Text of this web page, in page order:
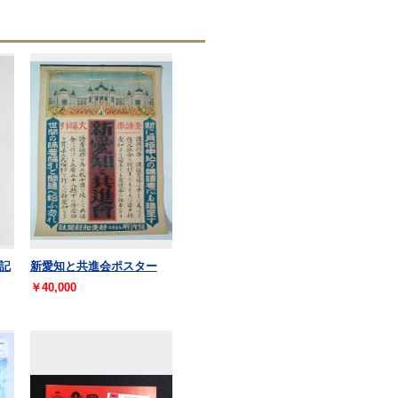
新愛知と共進会ポスター
￥40,000